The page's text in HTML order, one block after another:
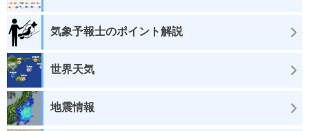
気象予報士のポイント解説
世界天気
地震情報